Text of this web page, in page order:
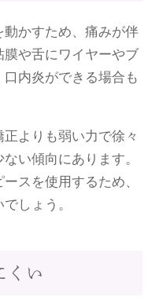
かすため、痛みが伴
や舌にワイヤーやブ
内炎ができる場合も
よりも弱い力で徐々
い傾向にあります。
スを使用するため、
しょう。
くい